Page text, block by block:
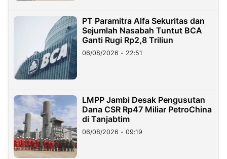
PT Paramitra Alfa Sekuritas dan
Sejumlah Nasabah Tuntut BCA
Ganti Rugi Rp2,8 Triliun
06/08/2026 - 22:51
LMPP Jambi Desak Pengusutan
Dana CSR Rp47 Miliar PetroChina
di Tanjabtim
06/08/2026 - 09:19